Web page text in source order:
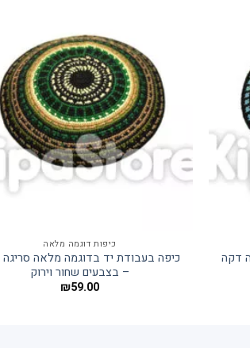
דקה
כיפות דוגמה מלאה
כיפה בעבודת יד בדוגמה מלאה
– בצבעים שחור וירוק
₪59.00